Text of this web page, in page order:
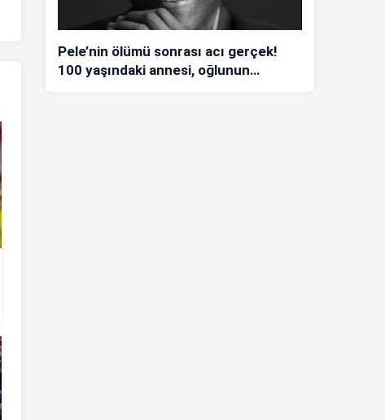
Pele’nin ölümü sonrası acı gerçek!
100 yaşındaki annesi, oğlunun